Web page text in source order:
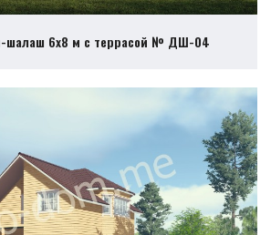
шалаш 6х8 м с террасой № ДШ-04